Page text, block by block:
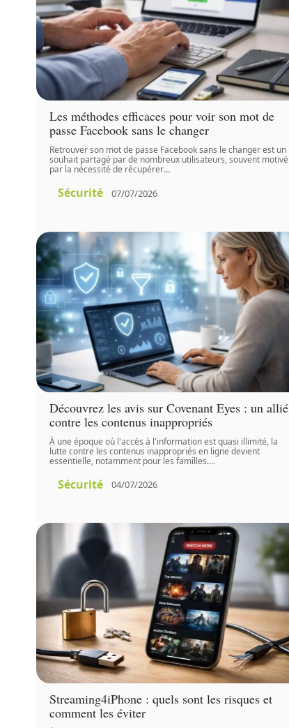
Les méthodes efficaces pour voir son mot de
passe Facebook sans le changer
Retrouver son mot de passe Facebook sans le changer est un
souhait partagé par de nombreux utilisateurs, souvent motivé
par la nécessité de récupérer…
Sécurité 07/07/2026
Découvrez les avis sur Covenant Eyes : un allié
contre les contenus inappropriés
À une époque où l'accès à l'information est quasi illimité, la
lutte contre les contenus inappropriés en ligne devient
essentielle, notamment pour les familles.…
Sécurité 04/07/2026
Streaming4iPhone : quels sont les risques et
comment les éviter